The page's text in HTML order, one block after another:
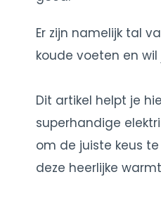
Er zijn namelijk tal
koude voeten en
Dit artikel helpt je
superhandige
om de juiste keus
deze heerlijke